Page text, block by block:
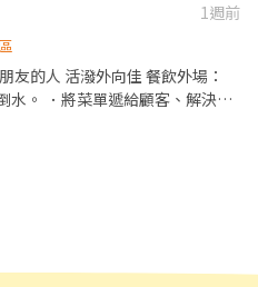
任廚師的助手，處理烹飪前與烹
。 ．負責洗、剝、削、切各種
餐具。 ．準備不同餐點所需要
重量。 ．負責擺盤、打包外帶服
1週前
活潑外向佳 餐飲外場：
水。 ．將菜單遞給顧客、解決顧